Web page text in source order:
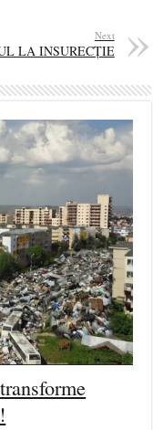
Next
LA INSURECȚIE